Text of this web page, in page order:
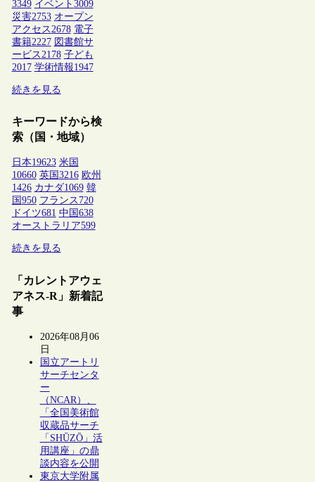
3349 イベント 3009
災害2753 オープン
アクセス 2678 電子
書籍2227 図書館サ
ービス 2178 子ども
2017 学術情報1947
続きを見る
キーワードから検
索（国・地域）
日本19623 米国
10660 英国 3216 欧州
1426 カナダ1069 韓
国 950 フランス 720
ドイツ681 中国 638
オーストラリア599
続きを見る
「カレントアウェ
アネス-R」新着記
事
2026年08月06
日
国立アートリ
サーチセンタ
ー
（NCAR）、
「全国美術館
収蔵品サーチ
「SHŪZŌ」活
用講座」の鼎
談内容を公開
東京大学附属